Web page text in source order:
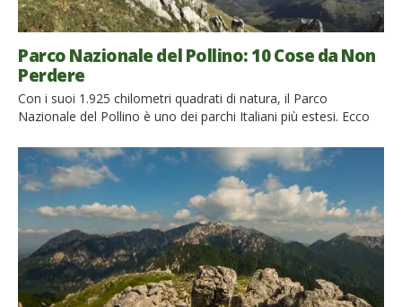
Parco Nazionale del Pollino: 10 Cose da Non
Perdere
Con i suoi 1.925 chilometri quadrati di natura, il Parco
Nazionale del Pollino è uno dei parchi Italiani più estesi. Ecco
la pena scoprire Nel Parco Naturale del Pollino puoi trovare
piante uniche e numerose specie di animali, per non parlare
degli antichi borghi e dei pittoreschi […]